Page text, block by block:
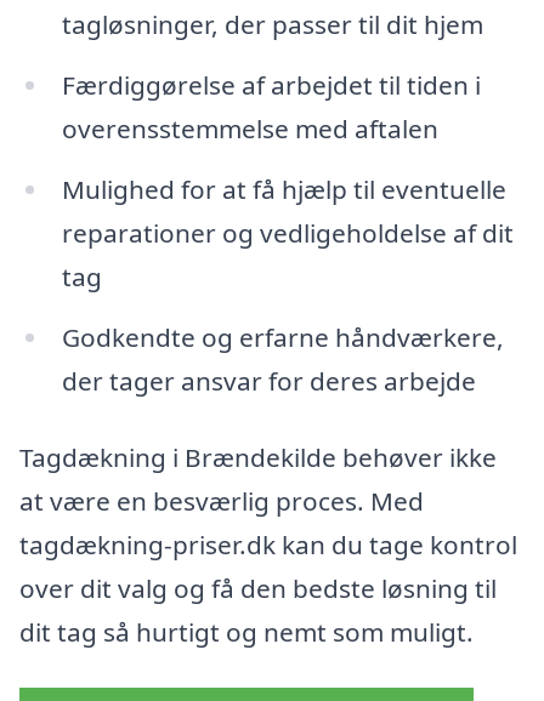
tagløsninger, der passer til dit hjem
Færdiggørelse af arbejdet til tiden i
overensstemmelse med aftalen
Mulighed for at få hjælp til eventuelle
reparationer og vedligeholdelse af dit
tag
Godkendte og erfarne håndværkere,
der tager ansvar for deres arbejde
Tagdækning i Brændekilde behøver ikke
at være en besværlig proces. Med
tagdækning-priser.dk kan du tage kontrol
over dit valg og få den bedste løsning til
dit tag så hurtigt og nemt som muligt.